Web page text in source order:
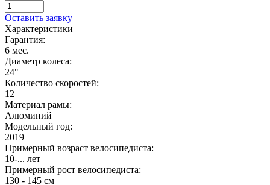
Оставить заявку
Характеристики
Гарантия:
6 мес.
Диаметр колеса:
24"
Количество скоростей:
12
Материал рамы:
Алюминий
Модельный год:
2019
Примерный возраст велосипедиста:
10-... лет
Примерный рост велосипедиста:
130 - 145 см